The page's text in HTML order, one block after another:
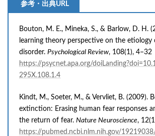
参考・出典URL
Bouton, M. E., Mineka, S., & Barlow, D. H.
learning theory perspective on the etiology
disorder. Psychological Review, 108(1), 4–32
https://psycnet.apa.org/
295X.108.1.4
Kindt, M., Soeter, M., & Vervliet, B. (2009).
extinction: Erasing human fear responses
the return of fear. Nature Neuroscience,
https://pubmed.ncbi.nlm.nih.gov/